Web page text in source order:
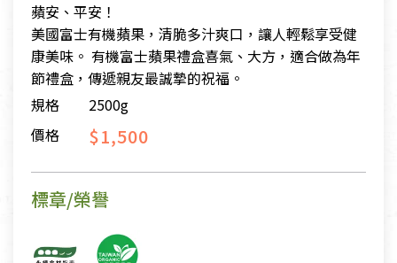
蘋安、平安！
美國富士有機蘋果，清脆多汁爽口，讓人輕鬆享受健
康美味。 有機富士蘋果禮盒喜氣、大方，適合做為年
節禮盒，傳遞親友最誠摯的祝福。
規格
2500g
價格
$1,500
標章/榮譽